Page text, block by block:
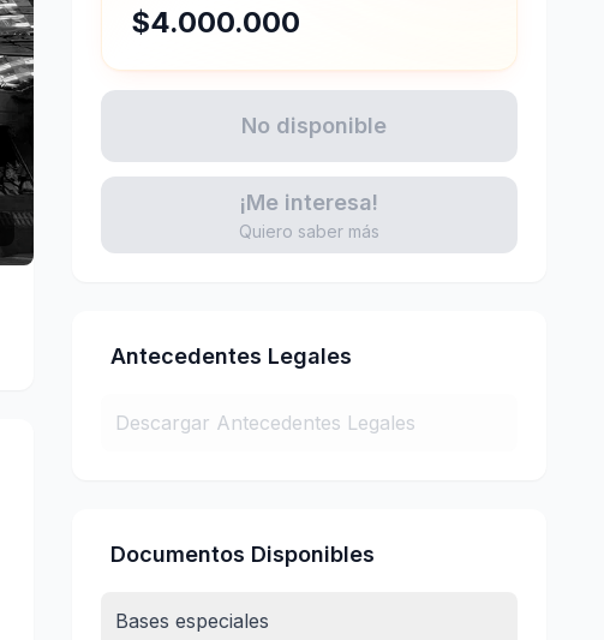
$4.000.000
No disponible
¡Me interesa!
Quiero saber más
Antecedentes Legales
Descargar Antecedentes Legales
Documentos Disponibles
Bases especiales